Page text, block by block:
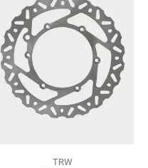
TRW